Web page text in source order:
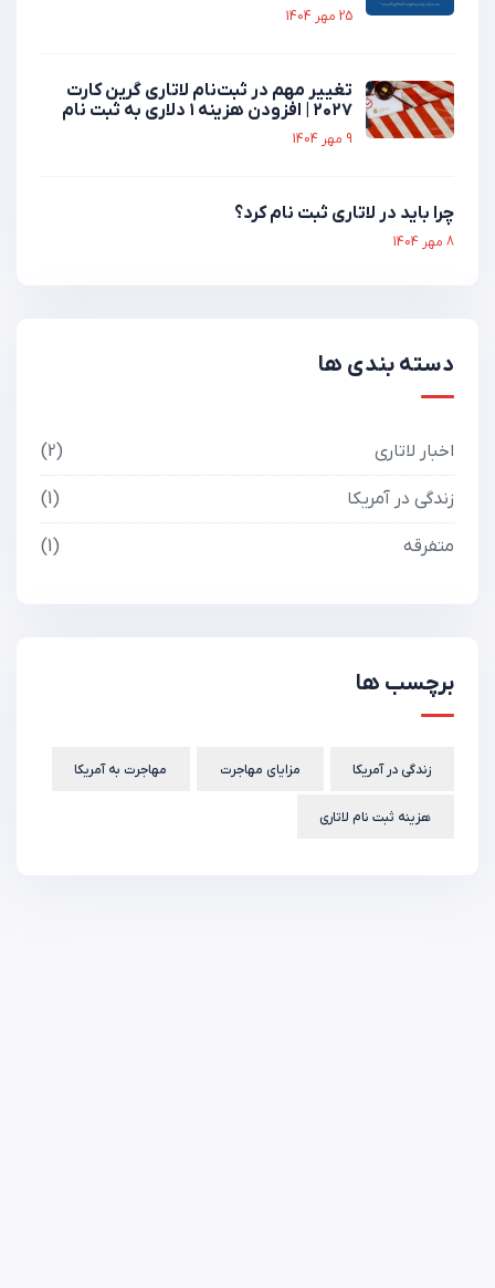
25 مهر 1404
تغییر مهم در ثبت‌نام لاتاری گرین کارت
۲۰۲۷ | افزودن هزینه ۱ دلاری به ثبت نام
9 مهر 1404
چرا باید در لاتاری ثبت نام کرد؟
8 مهر 1404
دسته بندی ها
اخبار لاتاری 2
زندگی در آمریکا 1
متفرقه 1
برچسب ها
زندگی در آمریکا مزایای مهاجرت مهاجرت به آمریکا
هزینه ثبت نام لاتاری